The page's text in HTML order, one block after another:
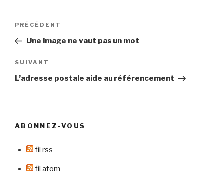
Navigation
l’article
Article
précédent
PRÉCÉDENT
Une image ne vaut pas un mot
Article
suivant
SUIVANT
L’adresse postale aide au référencement
ABONNEZ-VOUS
fil rss
fil atom